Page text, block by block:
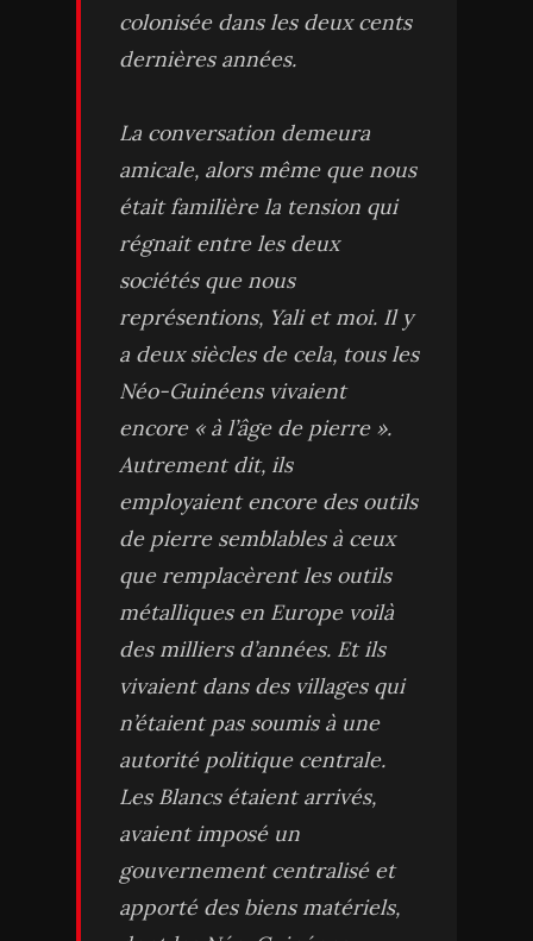
colonisée dans les deux cents
dernières années.
La conversation demeura
amicale, alors même que nous
était familière la tension qui
régnait entre les deux
sociétés que nous
représentions, Yali et moi. Il y
a deux siècles de cela, tous les
Néo-Guinéens vivaient
encore « à l’âge de pierre ».
Autrement dit, ils
employaient encore des outils
de pierre semblables à ceux
que remplacèrent les outils
métalliques en Europe voilà
des milliers d’années. Et ils
vivaient dans des villages qui
n’étaient pas soumis à une
autorité politique centrale.
Les Blancs étaient arrivés,
avaient imposé un
gouvernement centralisé et
apporté des biens matériels,